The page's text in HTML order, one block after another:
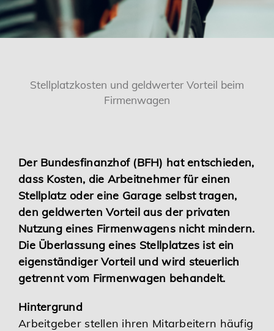
Karriere
Stellplatzkosten und geldwerter Vorteil beim
Firmenwagen
Der Bundesfinanzhof (BFH) hat entschieden,
dass Kosten, die Arbeitnehmer für einen
Stellplatz oder eine Garage selbst tragen,
den geldwerten Vorteil aus der privaten
Nutzung eines Firmenwagens nicht mindern.
Die Überlassung eines Stellplatzes ist ein
eigenständiger Vorteil und wird steuerlich
getrennt vom Firmenwagen behandelt.
Hintergrund
Arbeitgeber stellen ihren Mitarbeitern häufig